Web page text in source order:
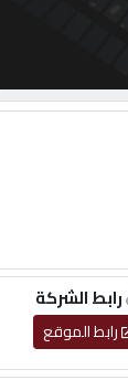
رابط الشركة
رابط الموقع